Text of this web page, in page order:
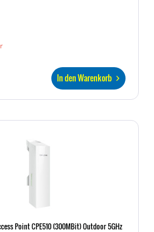
In den Warenkorb
Point CPE510 (300MBit) Outdoor 5GHz